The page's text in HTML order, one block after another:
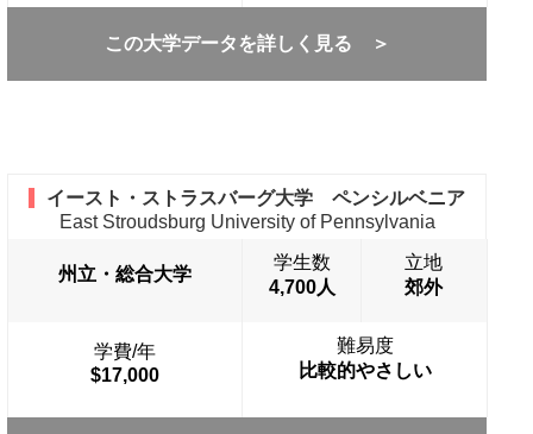
この大学データを詳しく見る ＞
イースト・ストラスバーグ大学 ペンシルベニア
East Stroudsburg University of Pennsylvania
州立・総合大学
学生数
4,700人
立地
郊外
学費/年
$17,000
難易度
比較的やさしい